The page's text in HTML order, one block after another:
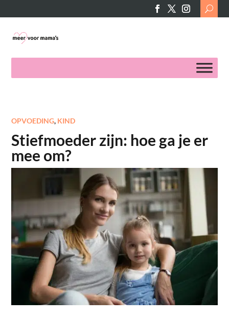
Search
for:
OPVOEDING, KIND
Stiefmoeder zijn: hoe ga je er
mee om?